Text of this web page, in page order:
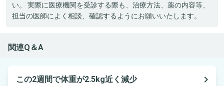
い。 実際に医療機関を受診する際も、治療方法、薬の内容等、
担当の医師によく相談、確認するようにお願いいたします。
関連Q＆A
この2週間で体重が2.5kg近く減少
navigate_next